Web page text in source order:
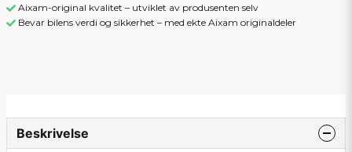
Aixam-original kvalitet – utviklet av produsenten selv
Bevar bilens verdi og sikkerhet – med ekte Aixam originaldeler
Beskrivelse